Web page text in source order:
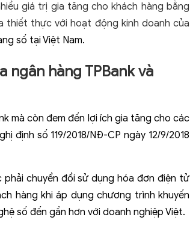
giá trị gia tăng cho khách hàng bằng
thiết thực với hoạt động kinh doanh của
số tại Việt Nam.
ngân hàng TPBank và
mà còn đem đến lợi ích gia tăng cho các
định số 119/2018/NĐ-CP ngày 12/9/2018
phải chuyển đổi sử dụng hóa đơn điện tử
hàng khi áp dụng chương trình khuyến
số đến gần hơn với doanh nghiệp Việt.